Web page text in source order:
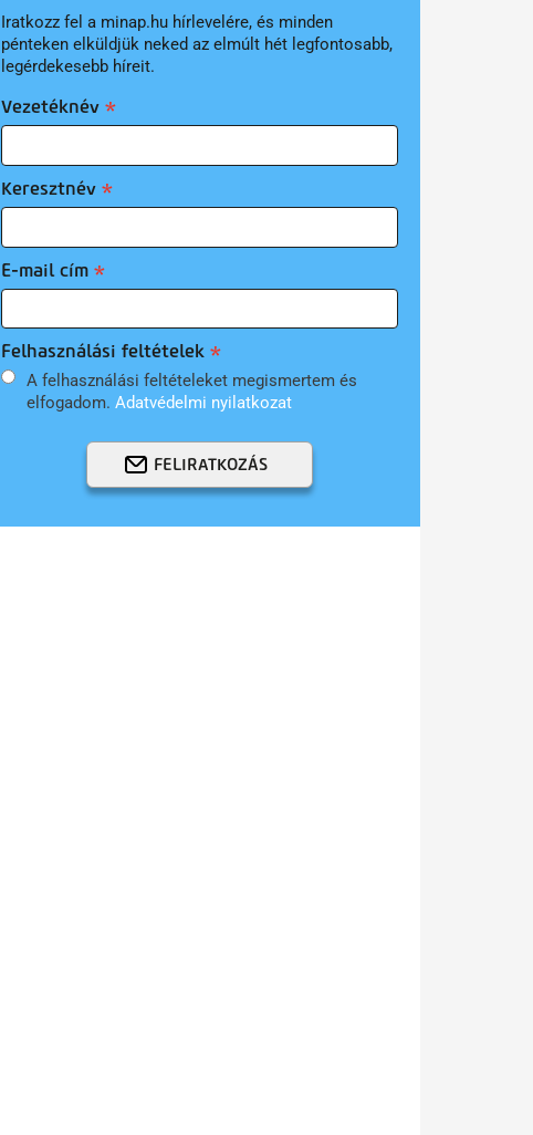
Iratkozz fel a minap.hu hírlevelére, és minden
pénteken elküldjük neked az elmúlt hét legfontosabb,
legérdekesebb híreit.
Vezetéknév
Keresztnév
E-mail cím
Felhasználási feltételek
A felhasználási feltételeket megismertem és
elfogadom. Adatvédelmi nyilatkozat
FELIRATKOZÁS